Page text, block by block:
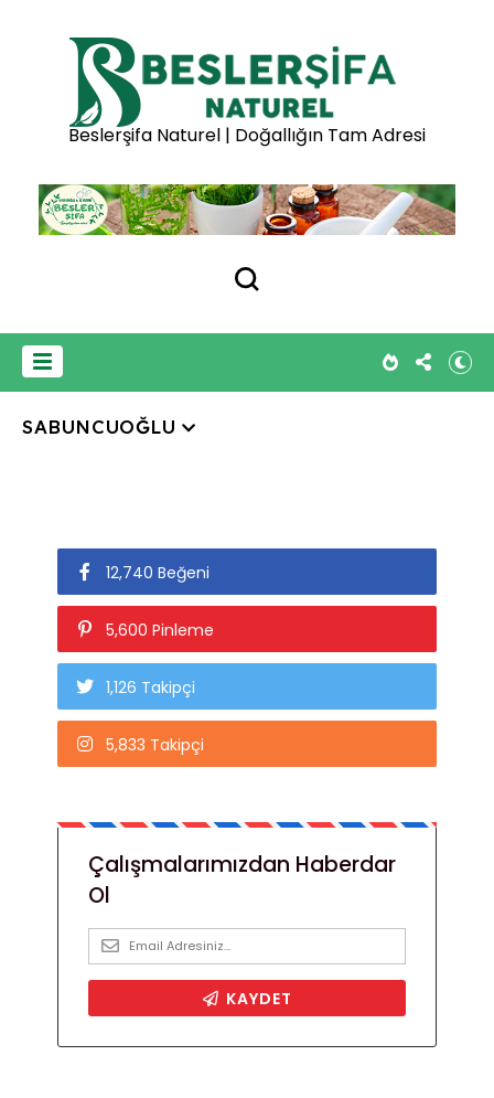
Beslerşifa Naturel | Doğallığın Tam Adresi
SABUNCUOĞLU
12,740 Beğeni
5,600 Pinleme
1,126 Takipçi
5,833 Takipçi